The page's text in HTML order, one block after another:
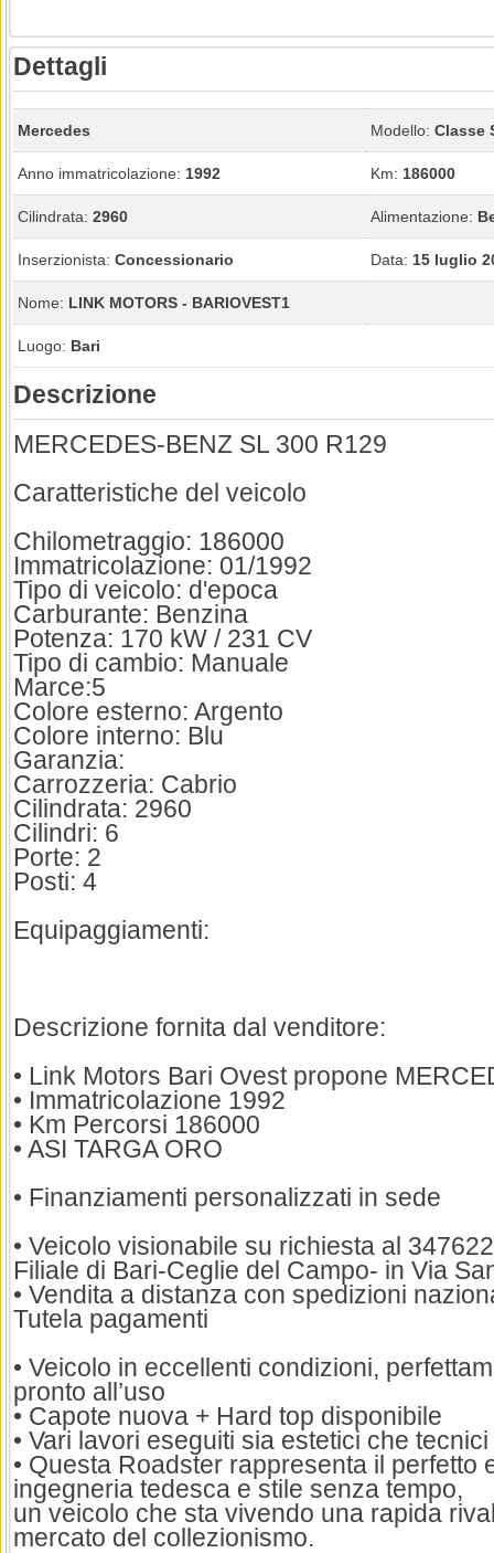
Dettagli
Mercedes Modello: Classe
Anno immatricolazione: 1992 Km: 186000
Cilindrata: 2960 Alimentazione:
Inserzionista: Concessionario Data: 15 luglio
Nome: LINK MOTORS - BARIOVEST1
Luogo: Bari
Descrizione
MERCEDES-BENZ SL 300 R129
Caratteristiche del veicolo
Chilometraggio: 186000
Immatricolazione: 01/1992
Tipo di veicolo: d'epoca
Carburante: Benzina
Potenza: 170 kW / 231 CV
Tipo di cambio: Manuale
Marce:5
Colore esterno: Argento
Colore interno: Blu
Garanzia:
Carrozzeria: Cabrio
Cilindrata: 2960
Cilindri: 6
Porte: 2
Posti: 4
Equipaggiamenti:
Descrizione fornita dal venditore:
• Link Motors Bari Ovest propone
• Immatricolazione 1992
• Km Percorsi 186000
• ASI TARGA ORO
• Finanziamenti personalizzati in sede
• Veicolo visionabile su richiesta al
Filiale di Bari-Ceglie del Campo- in Via
• Vendita a distanza con spedizioni
Tutela pagamenti
• Veicolo in eccellenti condizioni,
pronto all’uso
• Capote nuova + Hard top disponibile
• Vari lavori eseguiti sia estetici che tecnici
• Questa Roadster rappresenta il perfetto
ingegneria tedesca e stile senza tempo,
un veicolo che sta vivendo una rapida
mercato del collezionismo.